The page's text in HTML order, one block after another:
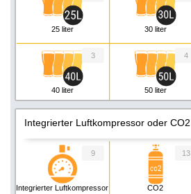
25 liter 30 liter
40 liter
3
50 liter
4
60 liter
Integrierter Luftkompressor oder CO2
Integrierter Luftkompressor
9
CO2
13